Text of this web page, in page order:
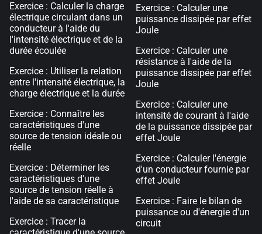
Exercice : Calculer la charge
électrique circulant dans un
conducteur à l'aide du
l'intensité électrique et de la
durée écoulée
Exercice : Utiliser la relation
entre l'intensité électrique, la
charge électrique et la durée
Exercice : Connaître les
caractéristiques d'une
source de tension idéale ou
réelle
Exercice : Déterminer les
caractéristiques d'une
source de tension réelle à
l'aide de sa caractéristique
Exercice : Tracer la
Exercice : Calculer une
puissance dissipée par effet
Joule
Exercice : Calculer une
résistance à l'aide de la
puissance dissipée par effet
Joule
Exercice : Calculer une
intensité de courant à l'aide
de la puissance dissipée par
effet Joule
Exercice : Calculer l'énergie
d'un conducteur fournie par
effet Joule
Exercice : Faire le bilan de
puissance ou d'énergie d'un
circuit